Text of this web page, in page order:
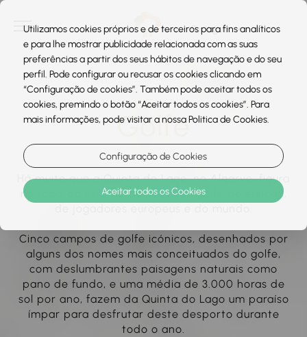
Golfe
Há muito que a Quinta do Lago, no Algarve, figura
no topo da lista de destinos de golfe de eleição,
Cinco campos de golfe icónicos, desenhados por
alguns dos nomes mais conceituados do golfe,
com deslumbrantes paisagens naturais como
pano de fundo, e uma média de 3.000 horas de
sol por ano, fazem da Quinta do Lago um paraíso
ímpar para desfrutar deste desporto durante
todo o ano.
Utilizamos cookies próprios e de terceiros para fins analíticos
e para lhe mostrar publicidade relacionada com as suas
preferências a partir dos seus hábitos de navegação e do seu
perfil. Pode configurar ou recusar os cookies clicando em
“Configuração de cookies”. Também pode aceitar todos os
cookies, premindo o botão “Aceitar todos os cookies”. Para
mais informações, pode visitar a nossa Politica de Cookies.
Configuração de Cookies
Aceitar todos os Cookies